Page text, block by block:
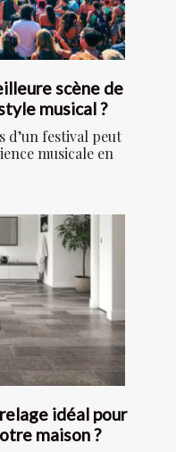
scène de
musical ?
d’un festival peut
musicale en
idéal pour
maison ?